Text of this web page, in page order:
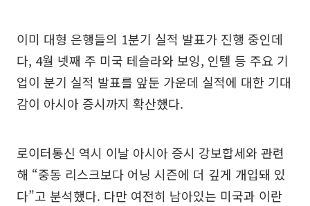
이미 대형 은행들의 1분기 실적 발표가 진행 중인데
다, 4월 넷째 주 미국 테슬라와 보잉, 인텔 등 주요 기
업이 분기 실적 발표를 앞둔 가운데 실적에 대한 기대
감이 아시아 증시까지 확산했다.
로이터통신 역시 이날 아시아 증시 강보합세와 관련
해 “중동 리스크보다 어닝 시즌에 더 깊게 개입돼 있
다”고 분석했다. 다만 여전히 남아있는 미국과 이란